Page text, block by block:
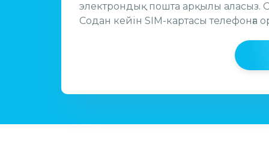
электрондық пошта арқылы аласыз.
Содан кейiн SIM-картасы телефонға